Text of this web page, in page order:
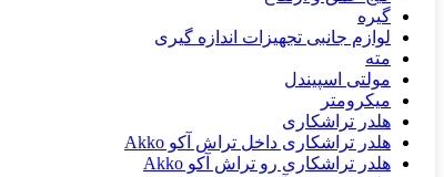
گیره
لوازم جانبی تجهیزات اندازه گیری
مته
مولتی اسپیندل
میکرومتر
هلدر تراشکاری
هلدر تراشکاری داخل تراش آکو Akko
هلدر تراشکاری رو تراش آکو Akko